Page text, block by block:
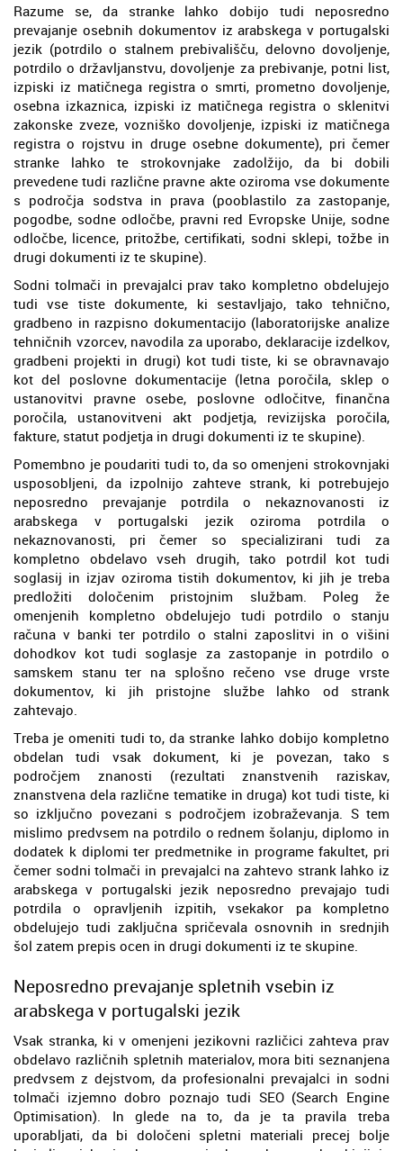
Razume se, da stranke lahko dobijo tudi neposredno
prevajanje osebnih dokumentov iz arabskega v portugalski
jezik (potrdilo o stalnem prebivališču, delovno dovoljenje,
potrdilo o državljanstvu, dovoljenje za prebivanje, potni list,
izpiski iz matičnega registra o smrti, prometno dovoljenje,
osebna izkaznica, izpiski iz matičnega registra o sklenitvi
zakonske zveze, vozniško dovoljenje, izpiski iz matičnega
registra o rojstvu in druge osebne dokumente), pri čemer
stranke lahko te strokovnjake zadolžijo, da bi dobili
prevedene tudi različne pravne akte oziroma vse dokumente
s področja sodstva in prava (pooblastilo za zastopanje,
pogodbe, sodne odločbe, pravni red Evropske Unije, sodne
odločbe, licence, pritožbe, certifikati, sodni sklepi, tožbe in
drugi dokumenti iz te skupine).
Sodni tolmači in prevajalci prav tako kompletno obdelujejo
tudi vse tiste dokumente, ki sestavljajo, tako tehnično,
gradbeno in razpisno dokumentacijo (laboratorijske analize
tehničnih vzorcev, navodila za uporabo, deklaracije izdelkov,
gradbeni projekti in drugi) kot tudi tiste, ki se obravnavajo
kot del poslovne dokumentacije (letna poročila, sklep o
ustanovitvi pravne osebe, poslovne odločitve, finančna
poročila, ustanovitveni akt podjetja, revizijska poročila,
fakture, statut podjetja in drugi dokumenti iz te skupine).
Pomembno je poudariti tudi to, da so omenjeni strokovnjaki
usposobljeni, da izpolnijo zahteve strank, ki potrebujejo
neposredno prevajanje potrdila o nekaznovanosti iz
arabskega v portugalski jezik oziroma potrdila o
nekaznovanosti, pri čemer so specializirani tudi za
kompletno obdelavo vseh drugih, tako potrdil kot tudi
soglasij in izjav oziroma tistih dokumentov, ki jih je treba
predložiti določenim pristojnim službam. Poleg že
omenjenih kompletno obdelujejo tudi potrdilo o stanju
računa v banki ter potrdilo o stalni zaposlitvi in o višini
dohodkov kot tudi soglasje za zastopanje in potrdilo o
samskem stanu ter na splošno rečeno vse druge vrste
dokumentov, ki jih pristojne službe lahko od strank
zahtevajo.
Treba je omeniti tudi to, da stranke lahko dobijo kompletno
obdelan tudi vsak dokument, ki je povezan, tako s
področjem znanosti (rezultati znanstvenih raziskav,
znanstvena dela različne tematike in druga) kot tudi tiste, ki
so izključno povezani s področjem izobraževanja. S tem
mislimo predvsem na potrdilo o rednem šolanju, diplomo in
dodatek k diplomi ter predmetnike in programe fakultet, pri
čemer sodni tolmači in prevajalci na zahtevo strank lahko iz
arabskega v portugalski jezik neposredno prevajajo tudi
potrdila o opravljenih izpitih, vsekakor pa kompletno
obdelujejo tudi zaključna spričevala osnovnih in srednjih
šol zatem prepis ocen in drugi dokumenti iz te skupine.
Neposredno prevajanje spletnih vsebin iz
arabskega v portugalski jezik
Vsak stranka, ki v omenjeni jezikovni različici zahteva prav
obdelavo različnih spletnih materialov, mora biti seznanjena
predvsem z dejstvom, da profesionalni prevajalci in sodni
tolmači izjemno dobro poznajo tudi SEO (Search Engine
Optimisation). In glede na to, da je ta pravila treba
uporabljati, da bi določeni spletni materiali precej bolje